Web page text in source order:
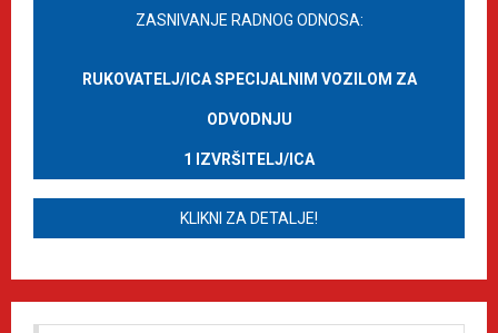
ZASNIVANJE RADNOG ODNOSA:
RUKOVATELJ/ICA SPECIJALNIM VOZILOM ZA
ODVODNJU
1 IZVRŠITELJ/ICA
KLIKNI ZA DETALJE!